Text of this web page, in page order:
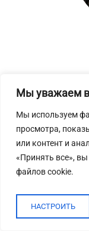
Мы уважаем
Мы используем
просмотра,
или контент и
«Принять все»,
файлов cookie.
НАСТРОИТЬ